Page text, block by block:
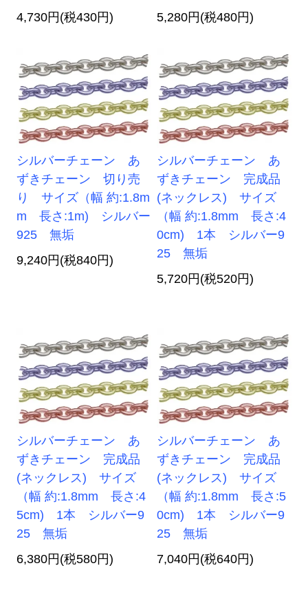
4,730円(税430円)
5,280円(税480円)
シルバーチェーン あ
ずきチェーン 切り売
り サイズ（幅 約:1.8m
m 長さ:1m) シルバー
925 無垢
9,240円(税840円)
シルバーチェーン あ
ずきチェーン 完成品
(ネックレス) サイズ
（幅 約:1.8mm 長さ:4
0cm) 1本 シルバー9
25 無垢
5,720円(税520円)
シルバーチェーン あ
ずきチェーン 完成品
(ネックレス) サイズ
（幅 約:1.8mm 長さ:4
5cm) 1本 シルバー9
25 無垢
6,380円(税580円)
シルバーチェーン あ
ずきチェーン 完成品
(ネックレス) サイズ
（幅 約:1.8mm 長さ:5
0cm) 1本 シルバー9
25 無垢
7,040円(税640円)